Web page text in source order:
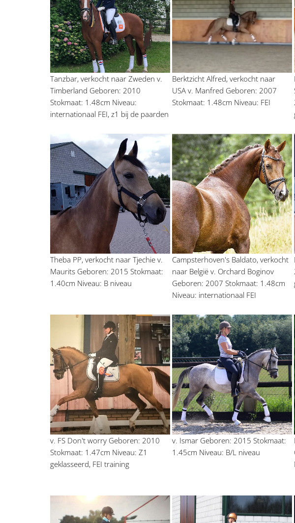
Tanzbar, verkocht naar Zweden v.
Timberland Geboren: 2010
Stokmaat: 1.48cm Niveau:
internationaal FEI, z1 bij de paarden
Berktzicht Alfred, verkocht naar
USA v. Manfred Geboren: 2007
Stokmaat: 1.48cm Niveau: FEI
Theba PP, verkocht naar Tjechie v.
Maurits Geboren: 2015 Stokmaat:
1.40cm Niveau: B niveau
Campsterhoven's Baldato, verkocht
naar België v. Orchard Boginov
Geboren: 2007 Stokmaat: 1.48cm
Niveau: internationaal FEI
v. FS Don't worry Geboren: 2010
Stokmaat: 1.47cm Niveau: Z1
geklasseerd, FEI training
v. Ismar Geboren: 2015 Stokmaat:
1.45cm Niveau: B/L niveau